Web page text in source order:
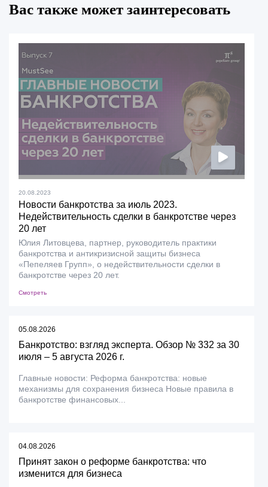
Вас также может заинтересовать
20.08.2023
Новости банкротства за июль 2023.
Недействительность сделки в банкротстве через
20 лет
Юлия Литовцева, партнер, руководитель практики
банкротства и антикризисной защиты бизнеса
«Пепеляев Групп», о недействительности сделки в
банкротстве через 20 лет.
Смотреть
05.08.2026
Банкротство: взгляд эксперта. Обзор № 332 за 30
июля – 5 августа 2026 г.
Главные новости: Реформа банкротства: новые
механизмы для сохранения бизнеса Новые правила в
банкротстве финансовых...
04.08.2026
Принят закон о реформе банкротства: что
изменится для бизнеса